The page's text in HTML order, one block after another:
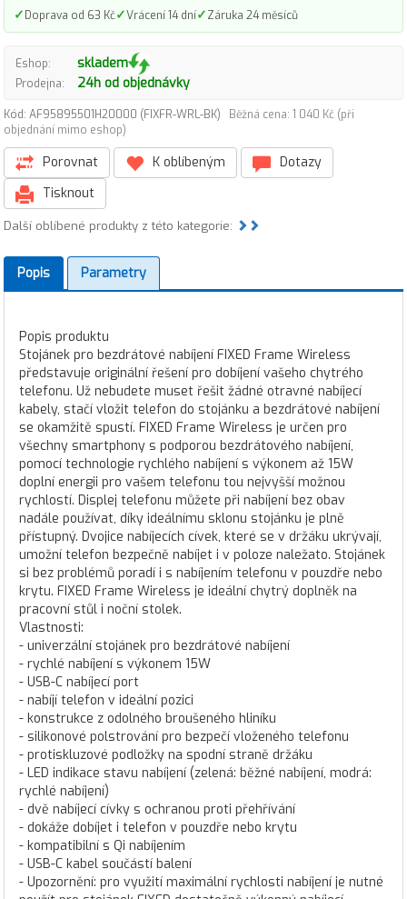
✓Doprava od 63 Kč✓Vrácení 14 dní✓Záruka 24 měsíců
Eshop: skladem
Prodejna: 24h od objednávky
Kód: AF95895501H20000 (FIXFR-WRL-BK)
Běžná cena: 1 040 Kč (při
objednání mimo eshop)
Porovnat K oblíbeným
Dotazy
Tisknout
Další oblíbené produkty z této kategorie:
Popis Parametry
Popis produktu
Stojánek pro bezdrátové nabíjení FIXED Frame Wireless
představuje originální řešení pro dobíjení vašeho chytrého
telefonu. Už nebudete muset řešit žádné otravné nabíjecí
kabely, stačí vložit telefon do stojánku a bezdrátové nabíjení
se okamžitě spustí. FIXED Frame Wireless je určen pro
všechny smartphony s podporou bezdrátového nabíjení,
pomocí technologie rychlého nabíjení s výkonem až 15W
doplní energii pro vašem telefonu tou nejvyšší možnou
rychlostí. Displej telefonu můžete při nabíjení bez obav
nadále používat, díky ideálnímu sklonu stojánku je plně
přístupný. Dvojice nabíjecích cívek, které se v držáku ukrývají,
umožní telefon bezpečně nabíjet i v poloze naležato. Stojánek
si bez problémů poradí i s nabíjením telefonu v pouzdře nebo
krytu. FIXED Frame Wireless je ideální chytrý doplněk na
pracovní stůl i noční stolek.
Vlastnosti:
- univerzální stojánek pro bezdrátové nabíjení
- rychlé nabíjení s výkonem 15W
- USB-C nabíjecí port
- nabíjí telefon v ideální pozici
- konstrukce z odolného broušeného hliníku
- silikonové polstrování pro bezpečí vloženého telefonu
- protiskluzové podložky na spodní straně držáku
- LED indikace stavu nabíjení (zelená: běžné nabíjení, modrá:
rychlé nabíjení)
- dvě nabíjecí cívky s ochranou proti přehřívání
- dokáže dobíjet i telefon v pouzdře nebo krytu
- kompatibilní s Qi nabíjením
- USB-C kabel součástí balení
- Upozornění: pro využití maximální rychlosti nabíjení je nutné